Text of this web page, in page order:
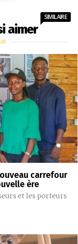
aimer
SIMILAIRE
carrefour
ère
et les porteurs